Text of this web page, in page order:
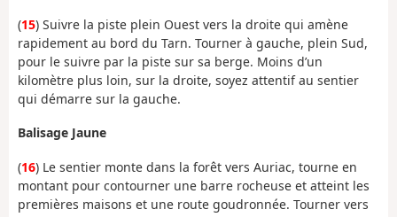
(15) Suivre la piste plein Ouest vers la droite qui amène
rapidement au bord du Tarn. Tourner à gauche, plein Sud,
pour le suivre par la piste sur sa berge. Moins d’un
kilomètre plus loin, sur la droite, soyez attentif au sentier
qui démarre sur la gauche.
Balisage Jaune
(16) Le sentier monte dans la forêt vers Auriac, tourne en
montant pour contourner une barre rocheuse et atteint les
premières maisons et une route goudronnée. Tourner vers